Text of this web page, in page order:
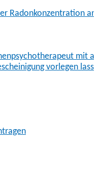
Radonkonzentration
mit
vorlegen lassen